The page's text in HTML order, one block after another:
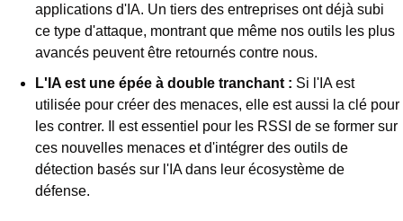
applications d'IA. Un tiers des entreprises ont déjà subi
ce type d'attaque, montrant que même nos outils les plus
avancés peuvent être retournés contre nous.
L'IA est une épée à double tranchant : Si l'IA est
utilisée pour créer des menaces, elle est aussi la clé pour
les contrer. Il est essentiel pour les RSSI de se former sur
ces nouvelles menaces et d'intégrer des outils de
détection basés sur l'IA dans leur écosystème de
défense.